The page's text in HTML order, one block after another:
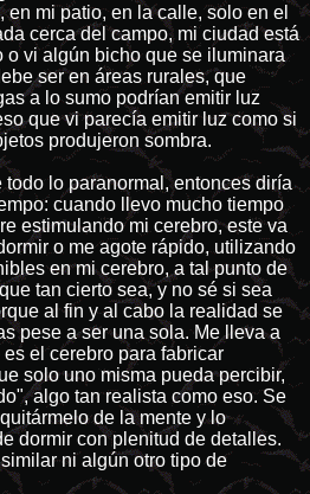
mi patio, en la calle, solo en el
cerca del campo, mi ciudad está
o vi algún bicho que se iluminara
ser en áreas rurales, que
a lo sumo podrían emitir luz
que vi parecía emitir luz como si
produjeron sombra.
lo paranormal, entonces diría
cuando llevo mucho tiempo
estimulando mi cerebro, este va
o me agote rápido, utilizando
en mi cerebro, a tal punto de
tan cierto sea, y no sé si sea
al fin y al cabo la realidad se
pese a ser una sola. Me lleva a
el cerebro para fabricar
solo uno misma pueda percibir,
algo tan realista como eso. Se
de la mente y lo
dormir con plenitud de detalles.
ni algún otro tipo de